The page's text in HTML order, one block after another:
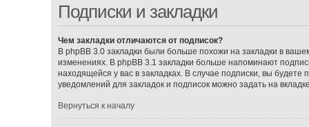
Подписки и закладки
Чем закладки отличаются от подписок?
В phpBB 3.0 закладки были больше похожи на закладки в
изменениях. В phpBB 3.1 закладки больше напоминают
находящейся у вас в закладках. В случае подписки, вы
уведомлений для закладок и подписок можно задать на
Вернуться к началу